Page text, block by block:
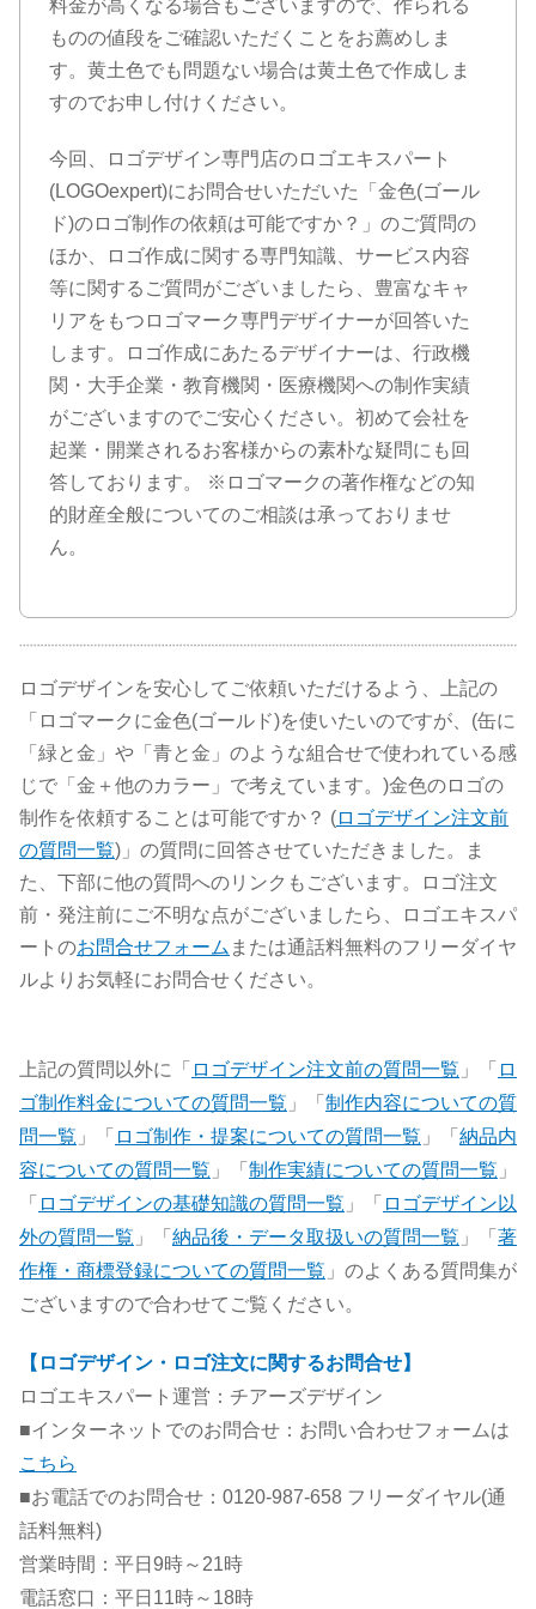
料金が高くなる場合もございますので、作られる
ものの値段をご確認いただくことをお薦めしま
す。黄土色でも問題ない場合は黄土色で作成しま
すのでお申し付けください。
今回、ロゴデザイン専門店のロゴエキスパート
(LOGOexpert)にお問合せいただいた「金色(ゴール
ド)のロゴ制作の依頼は可能ですか？」のご質問の
ほか、ロゴ作成に関する専門知識、サービス内容
等に関するご質問がございましたら、豊富なキャ
リアをもつロゴマーク専門デザイナーが回答いた
します。ロゴ作成にあたるデザイナーは、行政機
関・大手企業・教育機関・医療機関への制作実績
がございますのでご安心ください。初めて会社を
起業・開業されるお客様からの素朴な疑問にも回
答しております。 ※ロゴマークの著作権などの知
的財産全般についてのご相談は承っておりませ
ん。
ロゴデザインを安心してご依頼いただけるよう、上記の
「ロゴマークに金色(ゴールド)を使いたいのですが、(缶に
「緑と金」や「青と金」のような組合せで使われている感
じで「金＋他のカラー」で考えています。)金色のロゴの
制作を依頼することは可能ですか？ (ロゴデザイン注文前
の質問一覧)」の質問に回答させていただきました。ま
た、下部に他の質問へのリンクもございます。ロゴ注文
前・発注前にご不明な点がございましたら、ロゴエキスパ
ートのお問合せフォーム または通話料無料のフリーダイヤ
ルよりお気軽にお問合せください。
上記の質問以外に「 ロゴデザイン注文前の質問一覧 」「 ロ
ゴ制作料金についての質問一覧 」「 制作内容についての質
問一覧 」「 ロゴ制作・提案についての質問一覧 」「 納品内
容についての質問一覧 」「 制作実績についての質問一覧 」
「 ロゴデザインの基礎知識の質問一覧 」「 ロゴデザイン以
外の質問一覧 」「 納品後・データ取扱いの質問一覧 」「 著
作権・商標登録についての質問一覧 」のよくある質問集が
ございますので合わせてご覧ください。
【ロゴデザイン・ロゴ注文に関するお問合せ】
ロゴエキスパート運営：チアーズデザイン
■インターネットでのお問合せ：お問い合わせフォームは
こちら
■お電話でのお問合せ：0120-987-658 フリーダイヤル(通
話料無料)
営業時間：平日9時～21時
電話窓口：平日11時～18時